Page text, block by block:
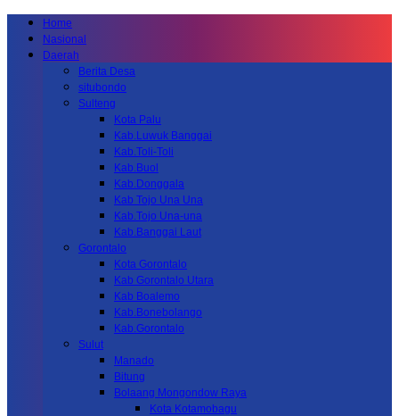
Home
Nasional
Daerah
Berita Desa
situbondo
Sulteng
Kota Palu
Kab.Luwuk Banggai
Kab.Toli-Toli
Kab.Buol
Kab.Donggala
Kab Tojo Una Una
Kab.Tojo Una-una
Kab.Banggai Laut
Gorontalo
Kota Gorontalo
Kab Gorontalo Utara
Kab Boalemo
Kab.Bonebolango
Kab.Gorontalo
Sulut
Manado
Bitung
Bolaang Mongondow Raya
Kota Kotamobagu